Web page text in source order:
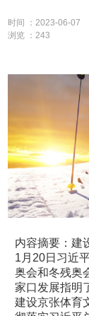
时间 ：2023-06-07
浏览 ：243
内容摘要：建
1月20日习近
奥会和冬残奥
家口发展指明
建设京张体育